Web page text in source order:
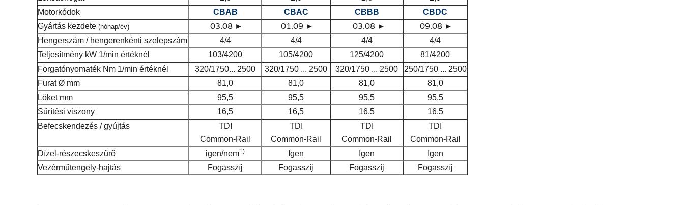
Motorkódok
CBAB CBAC CBBB
CBDC
Gyártás kezdete (hónap/év) 03.08 ► 01.09 ► 03.08 ► 09.08 ►
Hengerszám / hengerenkénti szelepszám 4/4 4/4 4/4
4/4
Teljesítmény kW 1/min értéknél 103/4200 105/4200 125/4200
81/4200
Forgatónyomaték Nm 1/min értéknél 320/1750... 2500 320/1750 ... 2500 320/1750 ... 2500
250/1750 ... 2500
FuratØ mm 81,0 81,0 81,0
81,0
Löket mm 95,5 95,5 95,5
95,5
Sűrítési viszony
16,5 16,5 16,5
16,5
Befecskendezés / gyújtás
TDI
Common-Rail
TDI
Common-Rail
TDI
Common-Rail
TDI
Common-Rail
Dízel-részecskeszűrő
igen/nem1) Igen Igen
Igen
Vezérműtengely-hajtás
Fogasszíj Fogasszíj Fogasszíj Fogasszíj